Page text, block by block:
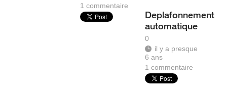
1commentaire
Deplafonnement
automatique
0
il y a presque
6 ans
1commentaire